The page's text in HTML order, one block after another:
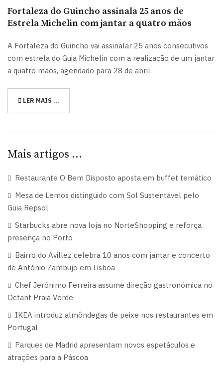
Fortaleza do Guincho assinala 25 anos de
Estrela Michelin com jantar a quatro mãos
A Fortaleza do Guincho vai assinalar 25 anos consecutivos
com estrela do Guia Michelin com a realização de um jantar
a quatro mãos, agendado para 28 de abril.
LER MAIS …
Mais artigos …
Restaurante O Bem Disposto aposta em buffet temático
Mesa de Lemos distinguido com Sol Sustentável pelo
Guia Repsol
Starbucks abre nova loja no NorteShopping e reforça
presença no Porto
Bairro do Avillez celebra 10 anos com jantar e concerto
de António Zambujo em Lisboa
Chef Jerónimo Ferreira assume direção gastronómica no
Octant Praia Verde
IKEA introduz almôndegas de peixe nos restaurantes em
Portugal
Parques de Madrid apresentam novos espetáculos e
atrações para a Páscoa